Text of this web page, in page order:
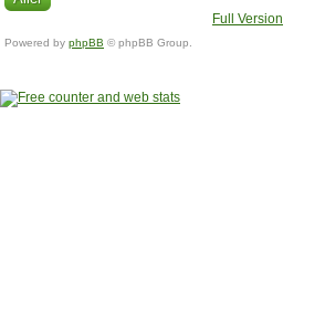
Full Version
Powered by phpBB © phpBB Group.